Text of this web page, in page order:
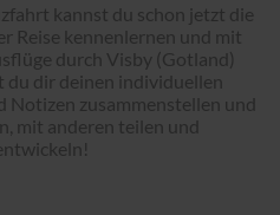
kannst du schon jetzt die
Reise kennenlernen und mit
durch Visby (Gotland)
du dir deinen individuellen
Notizen zusammenstellen und
mit anderen teilen und